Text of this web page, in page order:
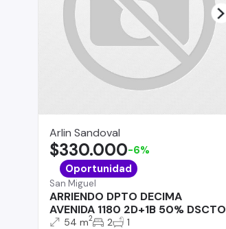
Arlin Sandoval
San Miguel
ARRIENDO DPTO DECIMA
AVENIDA 1180 2D+1B 50% DSCTO
$330.000-6%
Oportunidad
54 m2 2 1